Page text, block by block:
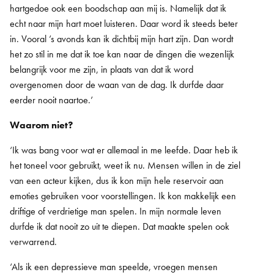
hartgedoe ook een boodschap aan mij is. Namelijk dat ik
echt naar mijn hart moet luisteren. Daar word ik steeds beter
in. Vooral ’s avonds kan ik dichtbij mijn hart zijn. Dan wordt
het zo stil in me dat ik toe kan naar de dingen die wezenlijk
belangrijk voor me zijn, in plaats van dat ik word
overgenomen door de waan van de dag. Ik durfde daar
eerder nooit naartoe.’
Waarom niet?
‘Ik was bang voor wat er allemaal in me leefde. Daar heb ik
het toneel voor gebruikt, weet ik nu. Mensen willen in de ziel
van een acteur kijken, dus ik kon mijn hele reservoir aan
emoties gebruiken voor voorstellingen. Ik kon makkelijk een
driftige of verdrietige man spelen. In mijn normale leven
durfde ik dat nooit zo uit te diepen. Dat maakte spelen ook
verwarrend.
‘Als ik een depressieve man speelde, vroegen mensen